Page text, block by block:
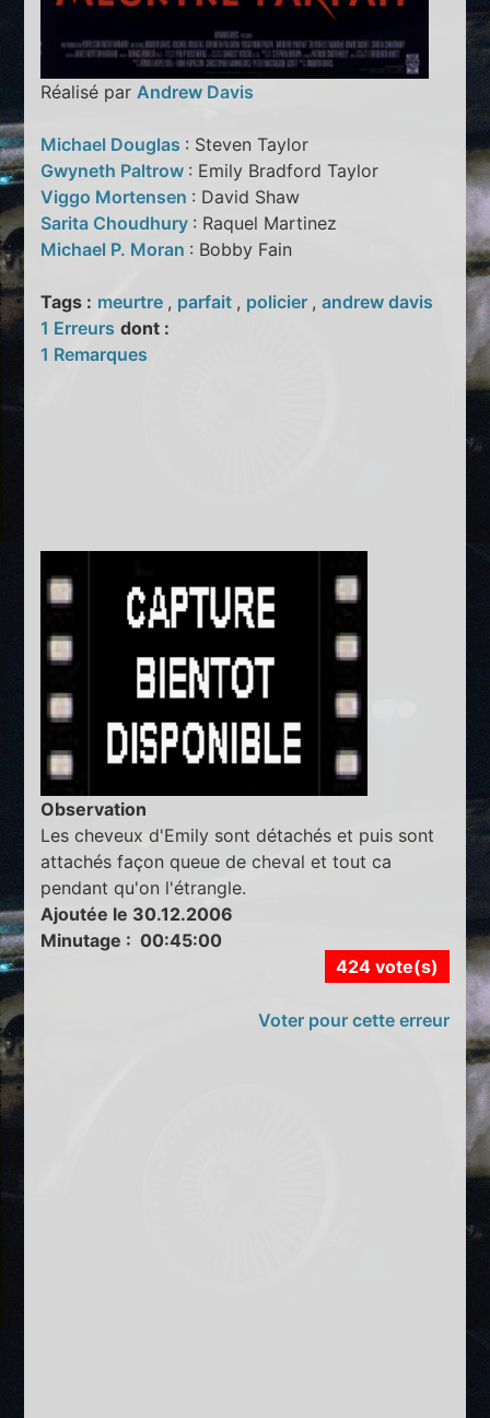
Réalisé par Andrew Davis
Michael Douglas : Steven Taylor
Gwyneth Paltrow : Emily Bradford Taylor
Viggo Mortensen : David Shaw
Sarita Choudhury : Raquel Martinez
Michael P. Moran : Bobby Fain
Tags : meurtre , parfait , policier ,andrew davis
1 Erreurs dont :
1 Remarques
Observation
Les cheveux d'Emily sont détachés et puis sont
attachés façon queue de cheval et tout ca
pendant qu'on l'étrangle.
Ajoutée le 30.12.2006
Minutage : 00:45:00
424 vote(s)
Voter pour cette erreur